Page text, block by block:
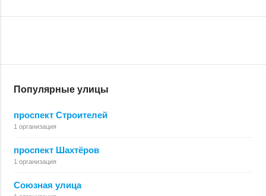
Популярные улицы
проспект Строителей
1 организация
проспект Шахтёров
1 организация
Союзная улица